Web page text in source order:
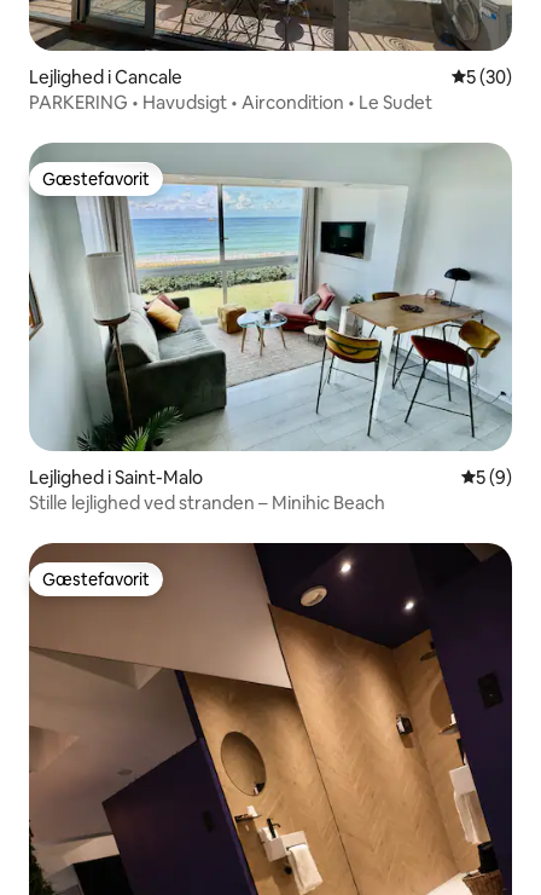
Lejlighed i Cancale 5 ud af 5 i
5 (30)
PARKERING • Havudsigt • Aircondition • Le Sudet
Gæstefavorit
Gæstefavorit
Lejlighed i Saint-Malo 5 ud af 5
5 (9)
Stille lejlighed ved stranden – Minihic Beach
Gæstefavorit
Gæstefavorit